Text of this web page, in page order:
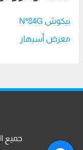
بيكوش N°84G
معرض أسيهار
جميع